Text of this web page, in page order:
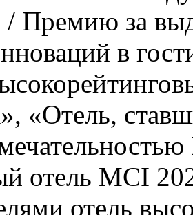
/ Премию за
в
«Отель,
отель MCI
отель